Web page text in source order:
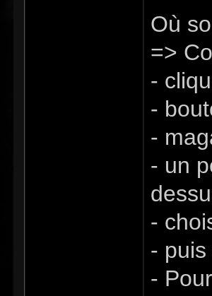
Où
=>
-
-
-
- un
-
-
-